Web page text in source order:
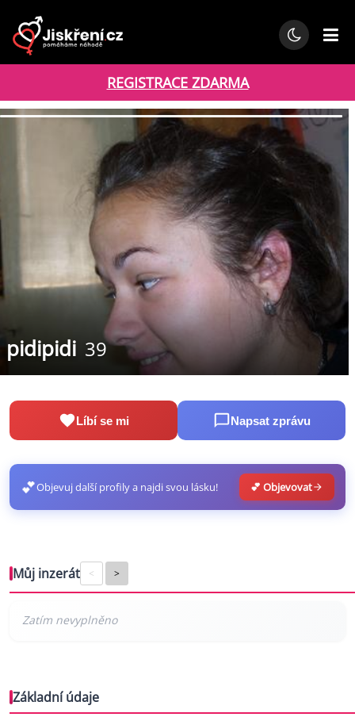
REGISTRACE ZDARMA
pidipidi 39
Líbí se mi Napsat zprávu
💕Objevuj další profily a najdi svou lásku! 💕 Objevovat
Můj inzerát < >
Základní údaje